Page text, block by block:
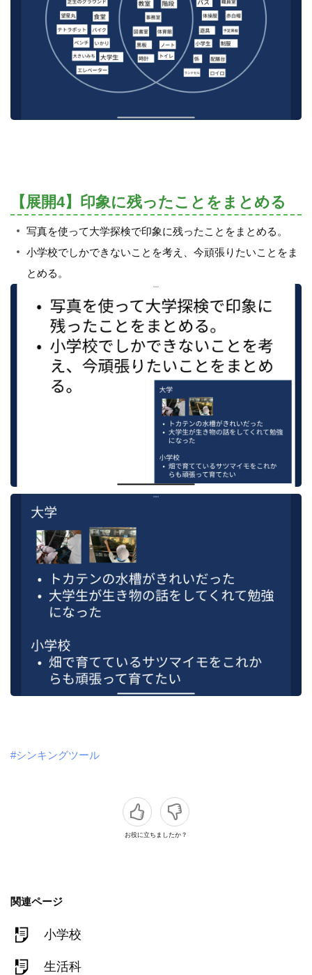
【展開4】印象に残ったことをまとめる
写真を使って大学探検で印象に残ったことをまとめる。
小学校でしかできないことを考え、今頑張りたいことをま
とめる。
#シンキングツール
お役に立ちましたか？
関連ページ
小学校
生活科